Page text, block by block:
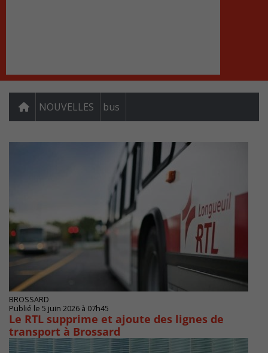
NOUVELLES bus
BROSSARD
Publié le 5 juin 2026 à 07h45
Le RTL supprime et ajoute des lignes de
transport à Brossard